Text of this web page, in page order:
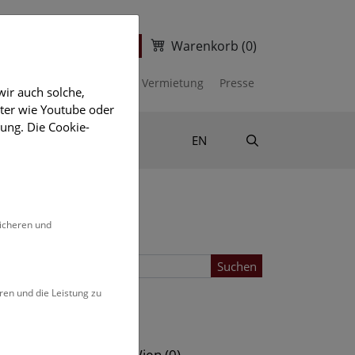
Warenkorb (0)
Vermietung Presse
EN
Suchen
auch solche,
wie Youtube oder
Die Cookie-
und
und die Leistung zu